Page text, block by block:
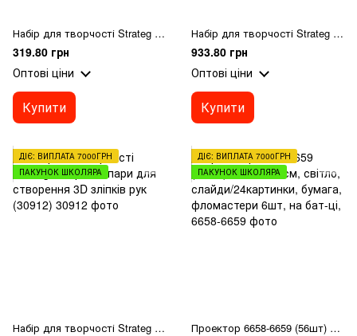
Набір для творчості Strateg Набір дитячий для створення 3D зліпків рук (30909)
319.80 грн
Оптові ціни
Купити
Набір для творчості Strateg Набір сімейний для створення 3D зліпків рук (30913)
933.80 грн
Оптові ціни
Купити
ДІЄ: ВИПЛАТА 7000ГРН
ПАКУНОК ШКОЛЯРА
Набір для творчості Strateg Набір для пари для створення 3D зліпків рук (30912)
ДІЄ: ВИПЛАТА 7000ГРН
ПАКУНОК ШКОЛЯРА
Проектор 6658-6659 (56шт) 20-13-в23см, світло, слайди/24картинки, бумага, фломастери 6шт, на бат-ці,